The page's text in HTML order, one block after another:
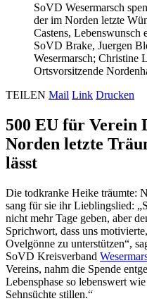
SoVD Wesermarsch
der im Norden letzte
Castens, Lebenswunsch
SoVD Brake, Juergen
Wesermarsch; Christine
Ortsvorsitzende
TEILEN Mail Link Drucken
500 EU für Verein
Norden letzte
lässt
Die todkranke Heike träumte:
sang für sie ihr Lieblingslied:
nicht mehr Tage geben, aber
Sprichwort, dass uns
Ovelgönne zu unterstützen“,
SoVD Kreisverband
Vereins, nahm die Spende
Lebensphase so lebenswert
Sehnsüchte stillen.“